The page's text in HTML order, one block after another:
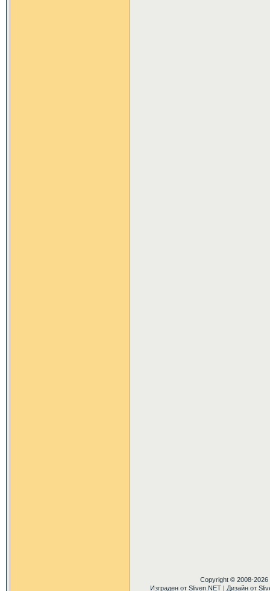
Copyright © 2008-
Изграден от Sliven.NET | Дизайн от